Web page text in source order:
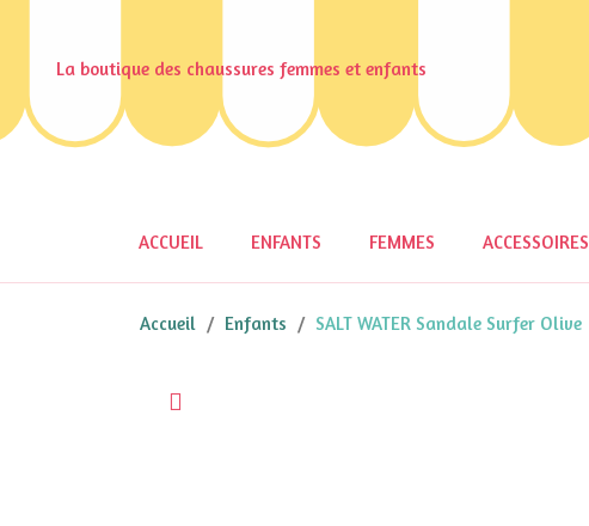
La boutique des chaussures femmes et enfants
ACCUEIL ENFANTS FEMMES ACCESSOIRES
Accueil Enfants SALT WATER Sandale Surfer Olive